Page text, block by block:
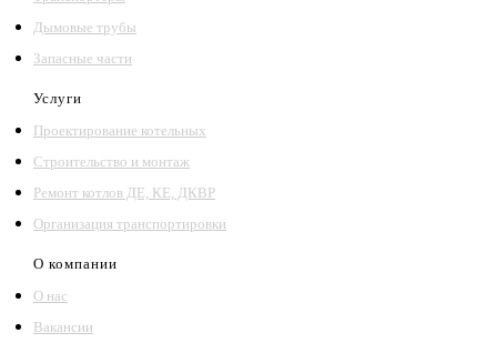
Дымовые трубы
Запасные части
Услуги
Проектирование котельных
Строительство и монтаж
Ремонт котлов ДЕ, КЕ, ДКВР
Организация транспортировки
О компании
О нас
Вакансии